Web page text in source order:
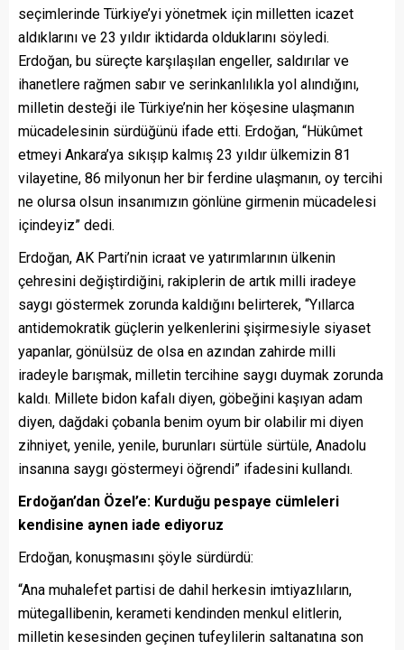
seçimlerinde Türkiye’yi yönetmek için milletten icazet
aldıklarını ve 23 yıldır iktidarda olduklarını söyledi.
Erdoğan, bu süreçte karşılaşılan engeller, saldırılar ve
ihanetlere rağmen sabır ve serinkanlılıkla yol alındığını,
milletin desteği ile Türkiye’nin her köşesine ulaşmanın
mücadelesinin sürdüğünü ifade etti. Erdoğan, “Hükûmet
etmeyi Ankara’ya sıkışıp kalmış 23 yıldır ülkemizin 81
vilayetine, 86 milyonun her bir ferdine ulaşmanın, oy tercihi
ne olursa olsun insanımızın gönlüne girmenin mücadelesi
içindeyiz” dedi.
Erdoğan, AK Parti’nin icraat ve yatırımlarının ülkenin
çehresini değiştirdiğini, rakiplerin de artık milli iradeye
saygı göstermek zorunda kaldığını belirterek, “Yıllarca
antidemokratik güçlerin yelkenlerini şişirmesiyle siyaset
yapanlar, gönülsüz de olsa en azından zahirde milli
iradeyle barışmak, milletin tercihine saygı duymak zorunda
kaldı. Millete bidon kafalı diyen, göbeğini kaşıyan adam
diyen, dağdaki çobanla benim oyum bir olabilir mi diyen
zihniyet, yenile, yenile, burunları sürtüle sürtüle, Anadolu
insanına saygı göstermeyi öğrendi” ifadesini kullandı.
Erdoğan’dan Özel’e: Kurduğu pespaye cümleleri
kendisine aynen iade ediyoruz
Erdoğan, konuşmasını şöyle sürdürdü:
“Ana muhalefet partisi de dahil herkesin imtiyazlıların,
mütegallibenin, kerameti kendinden menkul elitlerin,
milletin kesesinden geçinen tufeylilerin saltanatına son